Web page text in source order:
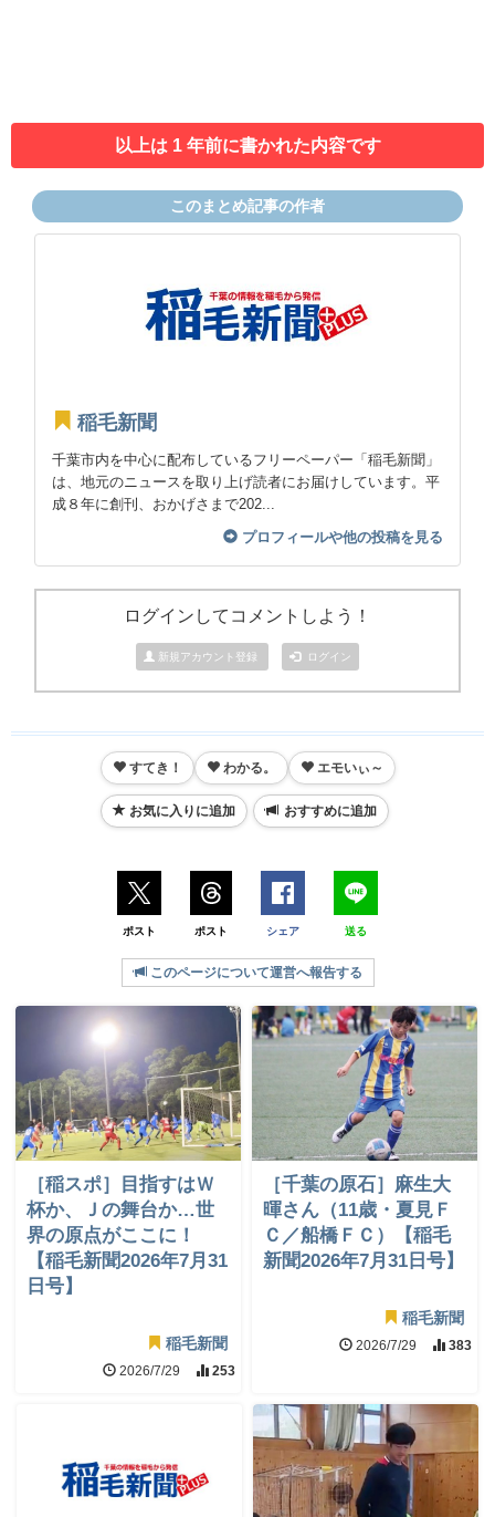
以上は 1 年前に書かれた内容です
このまとめ記事の作者
稲毛新聞
千葉市内を中心に配布しているフリーペーパー「稲毛新聞」
は、地元のニュースを取り上げ読者にお届けしています。平
成８年に創刊、おかげさまで202...
プロフィールや他の投稿を見る
ログインしてコメントしよう！
新規アカウント登録 ログイン
すてき！ わかる。 エモいぃ～
お気に入りに追加 おすすめに追加
ポスト ポスト シェア 送る
このページについて運営へ報告する
［稲スポ］目指すはＷ
杯か、Ｊの舞台か…世
界の原点がここに！
【稲毛新聞2026年7月31
日号】
稲毛新聞
2026/7/29 253
［千葉の原石］麻生大
暉さん（11歳・夏見Ｆ
Ｃ／船橋ＦＣ）【稲毛
新聞2026年7月31日号】
稲毛新聞
2026/7/29 383